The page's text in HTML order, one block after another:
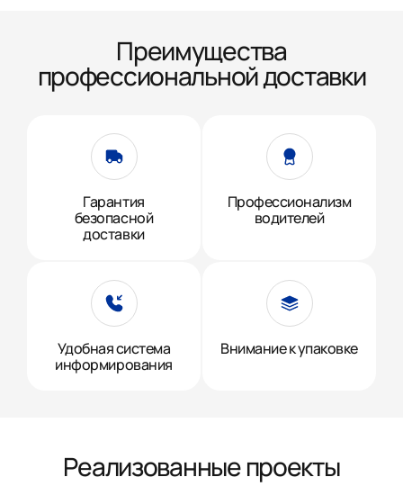
Преимущества
профессиональной доставки
Гарантия
безопасной
доставки
Профессионализм
водителей
Удобная система
информирования
Внимание к упаковке
Реализованные проекты